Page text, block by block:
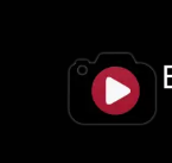
contenido